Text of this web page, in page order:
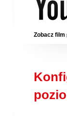
Zobacz film